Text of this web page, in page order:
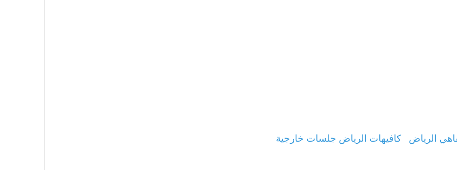
الرياض
كافيهات الرياض جلسات خارجية